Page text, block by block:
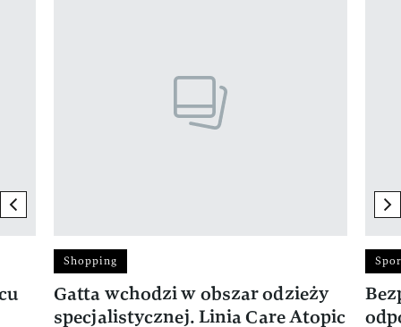
previous element
Shopping
Gatta wchodzi w obszar odzieży
specjalistycznej. Linia Care Atopic